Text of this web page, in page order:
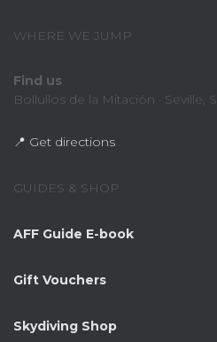
WHERE WE JUMP
Find us
Bollullos de la Mitación · Seville,
📍 Get directions
GUIDES & SHOP
AFF Guide E-book
Gift Vouchers
Skydiving Shop